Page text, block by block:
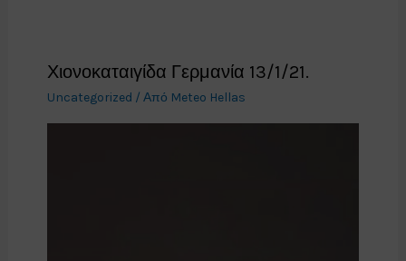
Χιονοκαταιγίδα Γερμανία 13/1/21.
Uncategorized / Από Meteo Hellas